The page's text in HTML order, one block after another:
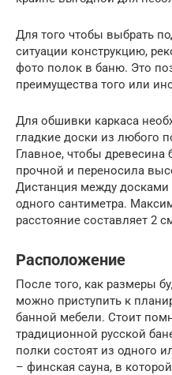
Для того чтобы выбрать
ситуации конструкцию,
фото полок в баню. Это
преимущества того или
Для обшивки каркаса
гладкие доски из любого
Главное, чтобы древесина
прочной и переносила
Дистанция между
одного сантиметра.
расстояние составляет 2
Расположение
После того, как размеры
можно приступить к
банной мебели. Стоит
традиционной русской
полки состоят из одного
– финская сауна, в